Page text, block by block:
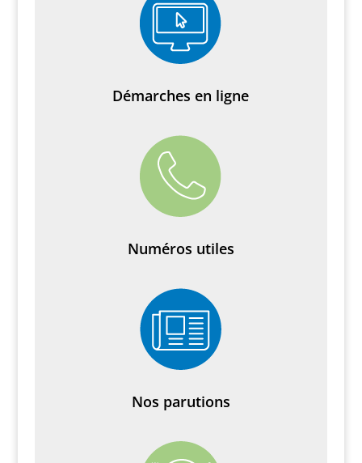
Démarches en ligne
Numéros utiles
Nos parutions